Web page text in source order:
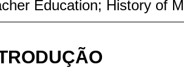
Education; History of